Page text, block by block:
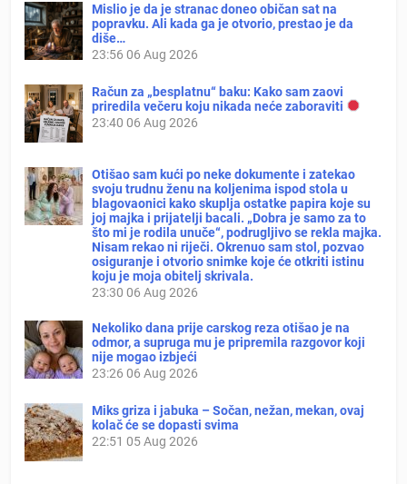
Mislio je da je stranac doneo običan sat na
popravku. Ali kada ga je otvorio, prestao je da
diše…
23:56 06 Aug 2026
Račun za „besplatnu“ baku: Kako sam zaovi
priredila večeru koju nikada neće zaboraviti
23:40 06 Aug 2026
Otišao sam kući po neke dokumente i zatekao
svoju trudnu ženu na koljenima ispod stola u
blagovaonici kako skuplja ostatke papira koje su
joj majka i prijatelji bacali. „Dobra je samo za to
što mi je rodila unuče“, podrugljivo se rekla majka.
Nisam rekao ni riječi. Okrenuo sam stol, pozvao
osiguranje i otvorio snimke koje će otkriti istinu
koju je moja obitelj skrivala.
23:30 06 Aug 2026
Nekoliko dana prije carskog reza otišao je na
odmor, a supruga mu je pripremila razgovor koji
nije mogao izbjeći
23:26 06 Aug 2026
Miks griza i jabuka – Sočan, nežan, mekan, ovaj
kolač će se dopasti svima
22:51 05 Aug 2026